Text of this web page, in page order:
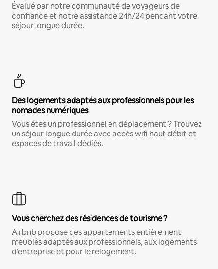
Évalué par notre communauté de voyageurs de
confiance et notre assistance 24h/24 pendant votre
séjour longue durée.
Des logements adaptés aux professionnels pour les
nomades numériques
Vous êtes un professionnel en déplacement ? Trouvez
un séjour longue durée avec accès wifi haut débit et
espaces de travail dédiés.
Vous cherchez des résidences de tourisme ?
Airbnb propose des appartements entièrement
meublés adaptés aux professionnels, aux logements
d'entreprise et pour le relogement.